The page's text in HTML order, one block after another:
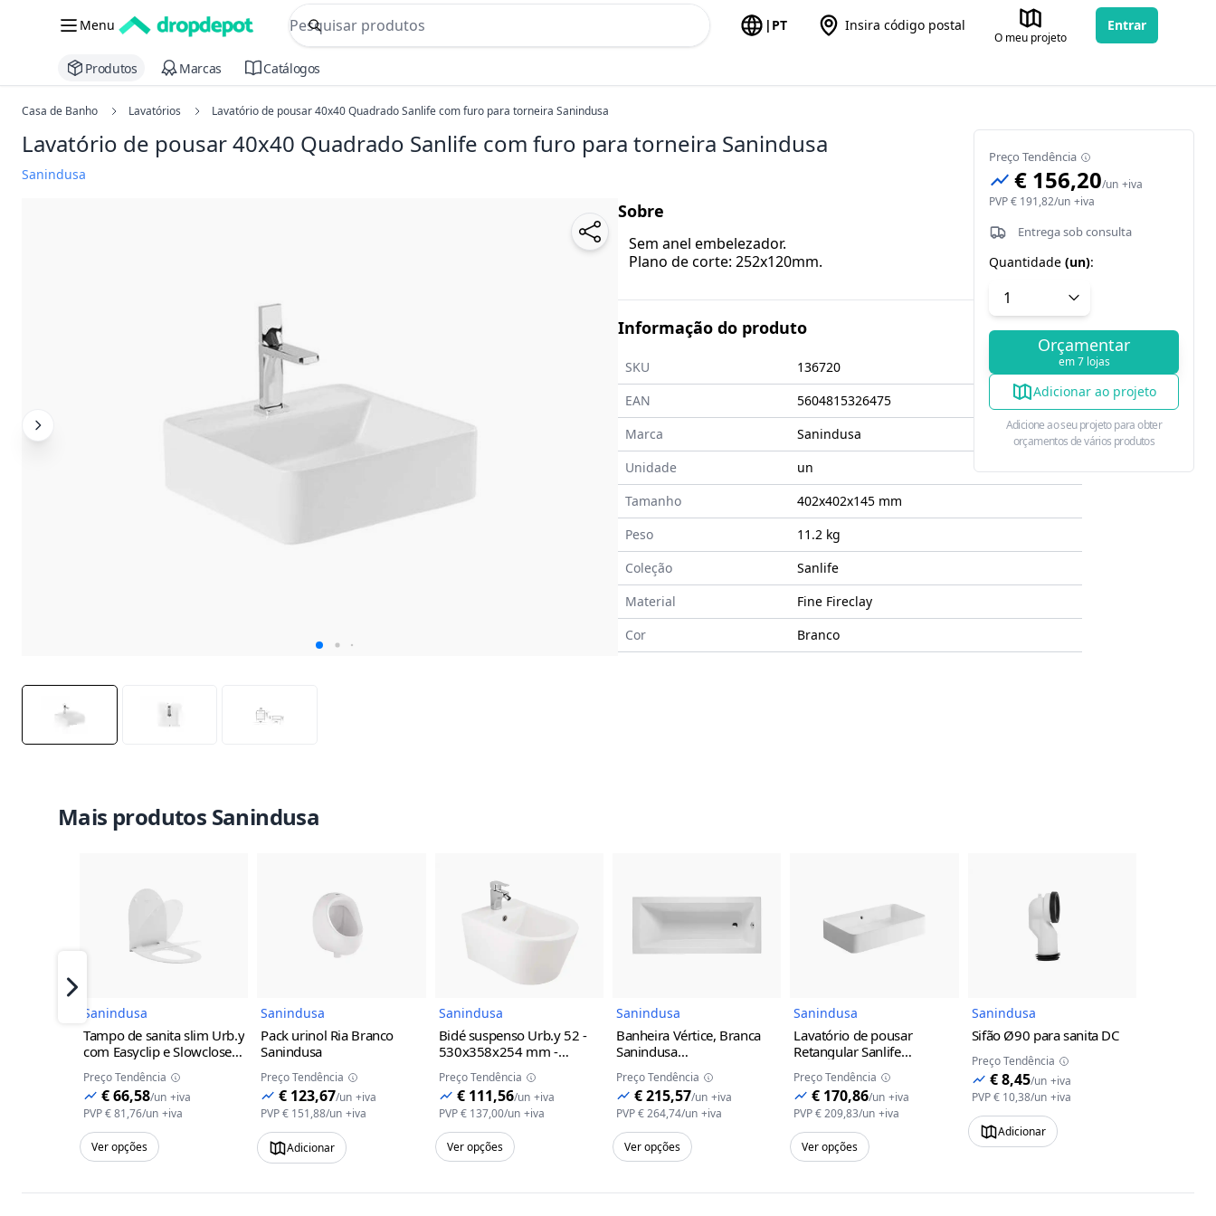
Menu
commerce search no header
Procurar
| PT Insira código postal
O meu projeto
Entrar
Produtos Marcas Catálogos
Casa de Banho Lavatórios Lavatório de pousar 40x40 Quadrado Sanlife com furo para torneira Sanindusa
Lavatório de pousar 40x40 Quadrado Sanlife com furo para torneira Sanindusa
Sanindusa
Sobre
Sem anel embelezador.
Plano de corte: 252x120mm.
Informação do produto
SKU
136720
EAN
5604815326475
Marca
Sanindusa
Unidade
un
Tamanho
402x402x145mm
Peso
11.2 kg
Coleção
Sanlife
Material
Fine Fireclay
Cor
Branco
Preço Tendência
€ 156,20/un +iva
PVP€ 191,82/un +iva
Entrega sob consulta
Quantidade (un):
Orçamentar
em 7 lojas
Adicionar ao projeto
Adicione ao seu projeto para obter
orçamentos de vários produtos
Mais produtos Sanindusa
Sanindusa
Tampo de sanita slim Urb.y
com Easyclip e Slowclose
Sanindusa
Branco
Preço Tendência
€ 66,58/un +iva
PVP€ 81,76/un +iva
Ver opções
Imagem do Produto
Sanindusa
Pack urinol Ria Branco
Sanindusa
Preço Tendência
€ 123,67/un +iva
PVP€ 151,88/un +iva
Adicionar
Imagem do Produto
Sanindusa
Bidé suspenso Urb.y 52 -
530x358x254 mm -
Sanindusa
Branco
Preço Tendência
€ 111,56/un +iva
PVP€ 137,00/un +iva
Ver opções
Imagem do Produto
Sanindusa
Banheira Vértice, Branca
Sanindusa
1750x800x405mm
Preço Tendência
€ 215,57/un +iva
PVP€ 264,74/un +iva
Ver opções
Sanindusa
Lavatório de pousar
Retangular Sanlife
Sanindusa
60x35
Preço Tendência
€ 170,86/un +iva
PVP€ 209,83/un +iva
Ver opções
Imagem do Produto
Sanindusa
Sifão Ø90 para sanita DC
Preço Tendência
€ 8,45/un +iva
PVP€ 10,38/un +iva
Adicionar
Próximo